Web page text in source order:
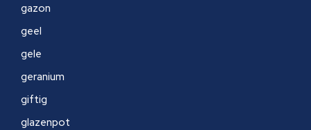
gazon
geel
gele
geranium
giftig
glazenpot